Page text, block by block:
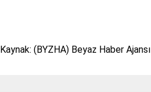
Kaynak: (BYZHA) Beyaz Haber Ajansı